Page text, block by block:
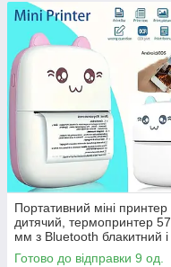
Портативний міні принтер
дитячий, термопринтер 57
мм з Bluetooth блакитний і
рожевий
Готово до відправки 9 од.